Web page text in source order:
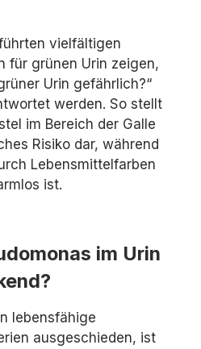
vielfältigen
für grünen Urin zeigen,
Urin gefährlich?“
werden. So stellt
im Bereich der Galle
Risiko dar, während
Lebensmittelfarben
ist.
im Urin
lebensfähige
ausgeschieden, ist